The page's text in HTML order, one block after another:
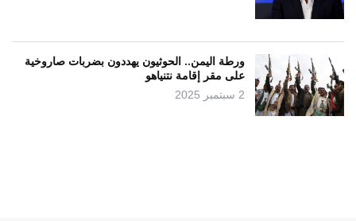
ورطة اليمن.. الحوثيون يهددون بضربات صاروخية
على مقر إقامة نتنياهو
2 سبتمبر 2025